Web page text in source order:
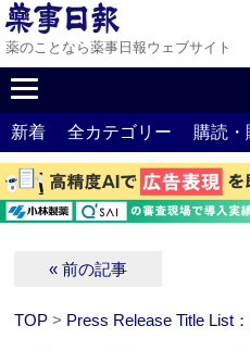
薬のことなら薬事日報ウェブサイト
新着 全カテゴリー 購読
« 前の記事
TOP > Press Release Title List